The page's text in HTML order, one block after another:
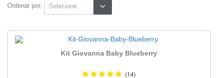
Fragrâncias
(1)
Ordenar por:
Kit Giovanna Baby Blueberry
(14)